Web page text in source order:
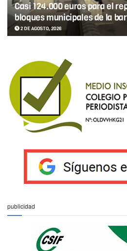
Casi 124.000 euros para el
bloques municipales de la
2 DE AGOSTO, 2026
publicidad